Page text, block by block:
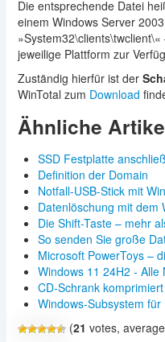
Die entsprechende Datei
einem Windows Server
jeweilige Plattform zur
Zuständig hierfür ist der
WinTotal zum Download
Ähnliche
SSD Festplatte
Definition der Domain
Notfall-USB-Stick mit
Datenlöschung mit dem
Die Shift-Taste – mehr
So senden Sie große
Microsoft PowerToys –
Windows 11 24H2 -
CD-Schrank
Windows-Subsystem
(21 votes,